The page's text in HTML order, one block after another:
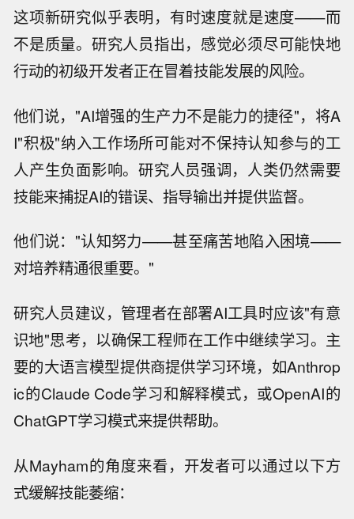
这项新研究似乎表明，有时速度就是速度——而
不是质量。研究人员指出，感觉必须尽可能快地
行动的初级开发者正在冒着技能发展的风险。
他们说，"AI增强的生产力不是能力的捷径"，将A
I"积极"纳入工作场所可能对不保持认知参与的工
人产生负面影响。研究人员强调，人类仍然需要
技能来捕捉AI的错误、指导输出并提供监督。
他们说："认知努力——甚至痛苦地陷入困境——
对培养精通很重要。"
研究人员建议，管理者在部署AI工具时应该"有意
识地"思考，以确保工程师在工作中继续学习。主
要的大语言模型提供商提供学习环境，如Anthrop
ic的Claude Code学习和解释模式，或OpenAI的
ChatGPT学习模式来提供帮助。
从Mayham的角度来看，开发者可以通过以下方
式缓解技能萎缩：